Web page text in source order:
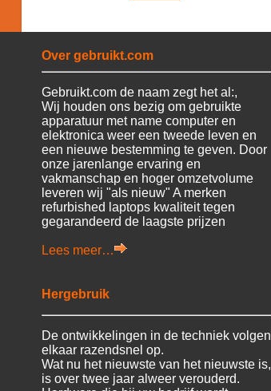
Over gebruikt.com
Gebruikt.com de naam zegt het al:,
Wij houden ons bezig om gebruikte
apparatuur met name computer en
elektronica weer een tweede leven en
een nieuwe bestemming te geven. Door
onze jarenlange ervaring en
vakmanschap en hoger omzetvolume
leveren wij "als nieuw" A merken
refurbished laptops kwaliteit tegen
gegarandeerd de laagste prijzen
Lees meer…
Hergebruik
De ontwikkelingen in de techniek volgen
elkaar razendsnel op.
Wat nu het nieuwste van het nieuwste is,
is over twee jaar alweer verouderd.